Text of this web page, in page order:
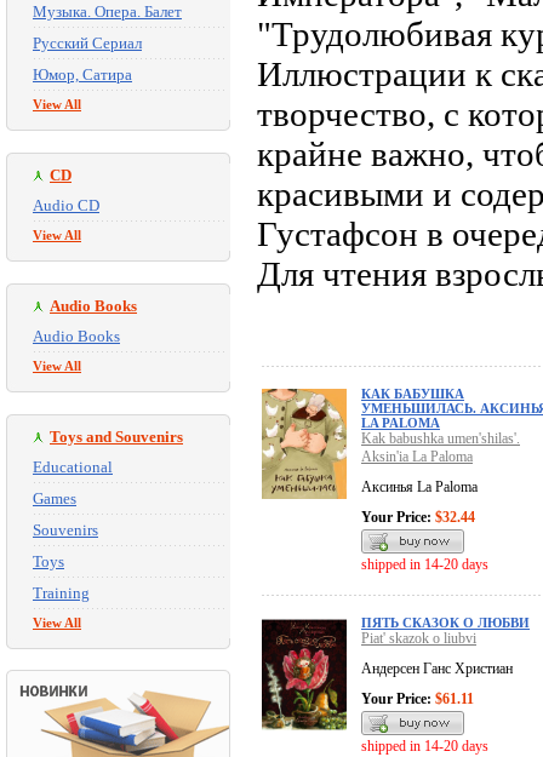
Музыка. Опера. Балет
Русский Сериал
Юмор, Сатира
View All
CD
Audio CD
View All
Audio Books
Audio Books
View All
Toys and Souvenirs
Educational
Games
Souvenirs
Toys
Training
View All
"Трудолюбивая
Иллюстрации к
творчество, с
крайне важно,
красивыми и
Густафсон в
Для чтения
КАК БАБУШКА
УМЕНЬШИЛАСЬ.
LA PALOMA
Kak babushka umen'shilas'.
Aksin'ia La Paloma
Аксинья La Paloma
Your Price: $32.44
shipped in 14-20 days
ПЯТЬ СКАЗОК О ЛЮБВИ
Piat' skazok o liubvi
Андерсен Ганс Христиан
Your Price: $61.11
shipped in 14-20 days